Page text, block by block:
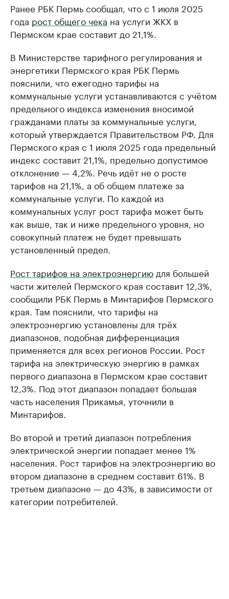
Ранее РБК Пермь сообщал, что с 1 июля 2025
года рост общего чека на услуги ЖКХ в
Пермском крае составит до 21,1%.
В Министерстве тарифного регулирования и
энергетики Пермского края РБК Пермь
пояснили, что ежегодно тарифы на
коммунальные услуги устанавливаются с учётом
предельного индекса изменения вносимой
гражданами платы за коммунальные услуги,
который утверждается Правительством РФ. Для
Пермского края с 1 июля 2025 года предельный
индекс составит 21,1%, предельно допустимое
отклонение — 4,2%. Речь идёт не о росте
тарифов на 21,1%, а об общем платеже за
коммунальные услуги. По каждой из
коммунальных услуг рост тарифа может быть
как выше, так и ниже предельного уровня, но
совокупный платеж не будет превышать
установленный предел.
Рост тарифов на электроэнергию для большей
части жителей Пермского края составит 12,3%,
сообщили РБК Пермь в Минтарифов Пермского
края. Там пояснили, что тарифы на
электроэнергию установлены для трёх
диапазонов, подобная дифференциация
применяется для всех регионов России. Рост
тарифа на электрическую энергию в рамках
первого диапазона в Пермском крае составит
12,3%. Под этот диапазон попадает большая
часть населения Прикамья, уточнили в
Минтарифов.
Во второй и третий диапазон потребления
электрической энергии попадает менее 1%
населения. Рост тарифов на электроэнергию во
втором диапазоне в среднем составит 61%. В
третьем диапазоне — до 43%, в зависимости от
категории потребителей.